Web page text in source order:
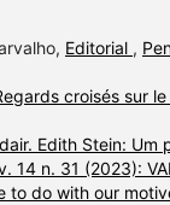
Editorial ,
croisés sur
Edith Stein:
14 n. 31 (2023):
to do with our